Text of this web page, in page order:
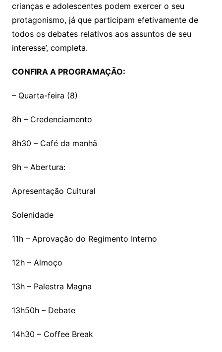
crianças e adolescentes podem exercer o seu
protagonismo, já que participam efetivamente de
todos os debates relativos aos assuntos de seu
interesse’, completa.
CONFIRA A PROGRAMAÇÃO:
– Quarta-feira (8)
8h – Credenciamento
8h30 – Café da manhã
9h – Abertura:
Apresentação Cultural
Solenidade
11h – Aprovação do Regimento Interno
12h – Almoço
13h – Palestra Magna
13h50h – Debate
14h30 – Coffee Break